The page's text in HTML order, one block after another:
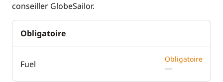
conseiller GlobeSailor.
Obligatoire
Fuel Obligatoire
—